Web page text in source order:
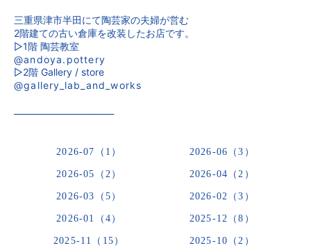
三重県津市半田にて陶芸家の夫婦が営む
2階建ての古い倉庫を改装したお店です。
▷1階 陶芸教室
@andoya.pottery
▷2階 Gallery / store
@gallery_lab_and_works
2026-07（1） 2026-06（3）
2026-05（2） 2026-04（2）
2026-03（5） 2026-02（3）
2026-01（4） 2025-12（8）
2025-11（15） 2025-10（2）